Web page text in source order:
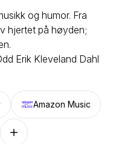
og humor. Fra
hjertet på høyden;
Erik Kleveland Dahl
Amazon Music
Follow on other platforms